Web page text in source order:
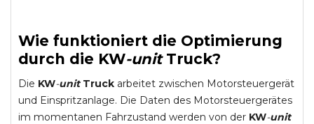
Wie funktioniert die Optimierung
durch die KW-unit Truck?
Die KW-unit Truck arbeitet zwischen Motorsteuergerät
und Einspritzanlage. Die Daten des Motorsteuergerätes
im momentanen Fahrzustand werden von der KW-unit